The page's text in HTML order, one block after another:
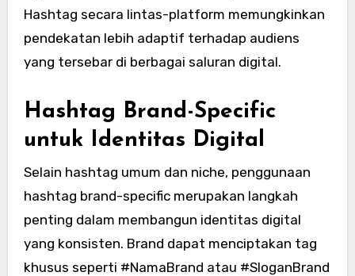
Hashtag secara lintas-platform memungkinkan
pendekatan lebih adaptif terhadap audiens
yang tersebar di berbagai saluran digital.
Hashtag Brand-Specific
untuk Identitas Digital
Selain hashtag umum dan niche, penggunaan
hashtag brand-specific merupakan langkah
penting dalam membangun identitas digital
yang konsisten. Brand dapat menciptakan tag
khusus seperti #NamaBrand atau #SloganBrand